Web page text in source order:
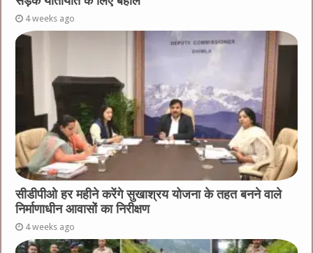
4 weeks ago
सीडीपीओ हर महीने करेंगे सुखाश्रय योजना के तहत बनने वाले
निर्माणाधीन आवासों का निरीक्षण
4 weeks ago